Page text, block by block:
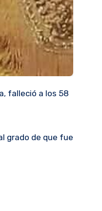
falleció a los 58
grado de que fue